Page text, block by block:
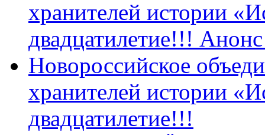
хранителей истории
двадцатилетие!!!
Новороссийское
хранителей истории
двадцатилетие!!!